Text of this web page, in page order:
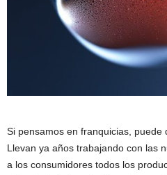
Si pensamos en franquicias, puede
Llevan ya años trabajando con las
a los consumidores todos los